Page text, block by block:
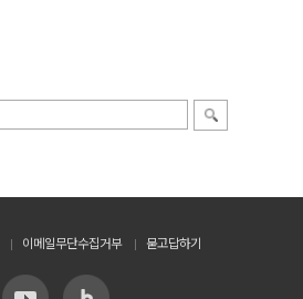
이메일무단수집거부 묻고답하기